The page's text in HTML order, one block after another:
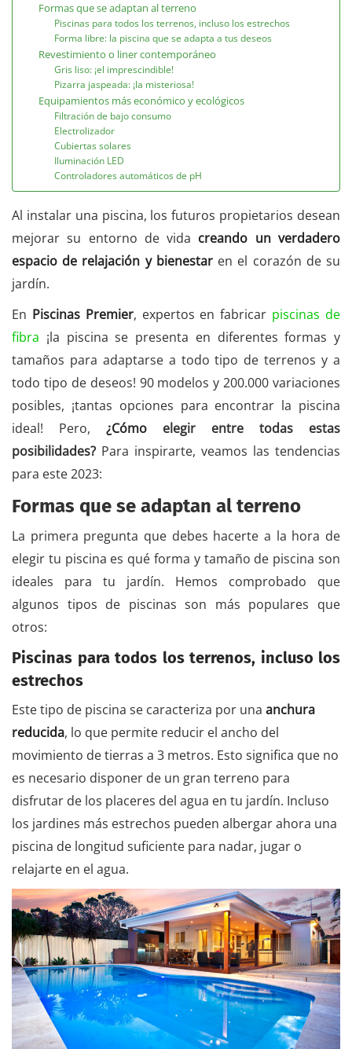
Formas que se adaptan al terreno
Piscinas para todos los terrenos, incluso los estrechos
Forma libre: la piscina que se adapta a tus deseos
Revestimiento o liner contemporáneo
Gris liso: ¡el imprescindible!
Pizarra jaspeada: ¡la misteriosa!
Equipamientos más económico y ecológicos
Filtración de bajo consumo
Electrolizador
Cubiertas solares
Iluminación LED
Controladores automáticos de pH
Al instalar una piscina, los futuros propietarios desean
mejorar su entorno de vida creando un verdadero
espacio de relajación y bienestaren el corazón de su
jardín.
En Piscinas Premier, expertos en fabricar piscinas de
fibra ¡la piscina se presenta en diferentes formas y
tamaños para adaptarse a todo tipo de terrenos y a
todo tipo de deseos! 90 modelos y 200.000 variaciones
posibles, ¡tantas opciones para encontrar la piscina
ideal! Pero, ¿Cómo elegir entre todas estas
posibilidades? Para inspirarte, veamos las tendencias
para este 2023:
Formas que se adaptan al terreno
La primera pregunta que debes hacerte a la hora de
elegir tu piscina es qué forma y tamaño de piscina son
ideales para tu jardín. Hemos comprobado que
algunos tipos de piscinas son más populares que
otros:
Piscinas para todos los terrenos, incluso los
estrechos
Este tipo de piscina se caracteriza por una anchura
reducida, lo que permite reducir el ancho del
movimiento de tierras a 3 metros. Esto significa que no
es necesario disponer de un gran terreno para
disfrutar de los placeres del agua en tu jardín. Incluso
los jardines más estrechos pueden albergar ahora una
piscina de longitud suficiente para nadar, jugar o
relajarte en el agua.